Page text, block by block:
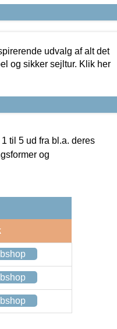
udvalg af alt det
og sikker sejltur. Klik her
til 5 ud fra bl.a. deres
og